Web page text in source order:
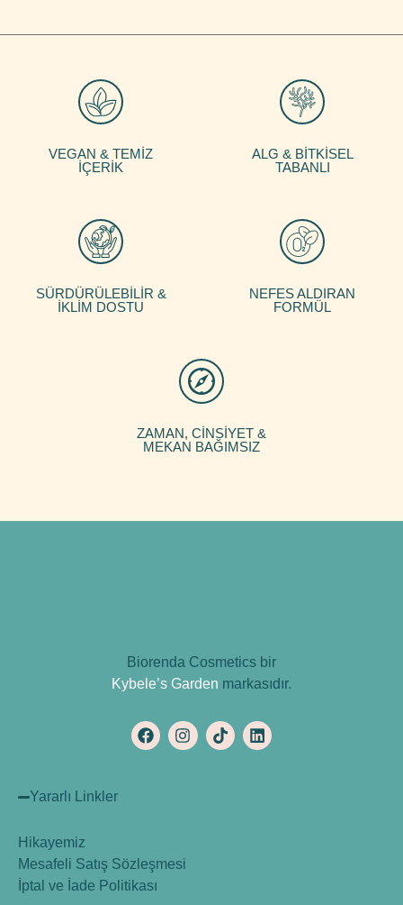
VEGAN & TEMİZ
İÇERİK
ALG & BİTKİSEL
TABANLI
SÜRDÜRÜLEBİLİR &
İKLİM DOSTU
NEFES ALDIRAN
FORMÜL
ZAMAN, CİNSİYET &
MEKAN BAĞIMSIZ
Biorenda Cosmetics bir
Kybele’s Garden markasıdır.
Yararlı Linkler
Hikayemiz
Mesafeli Satış Sözleşmesi
İptal ve İade Politikası